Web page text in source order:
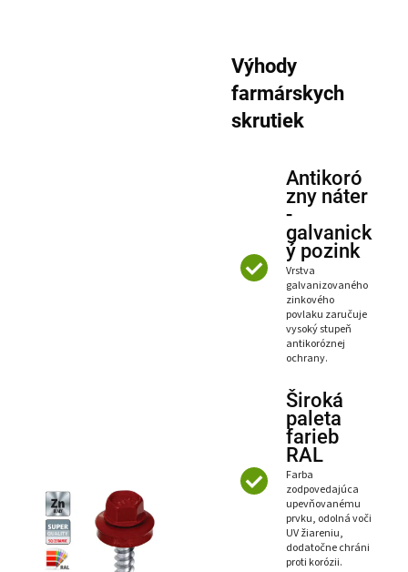
Výhody
farmárskych
skrutiek
Antikoró
zny náter
-
galvanick
ý pozink
Vrstva
galvanizovaného
zinkového
povlaku zaručuje
vysoký stupeň
antikoróznej
ochrany.
Široká
paleta
farieb
RAL
Farba
zodpovedajúca
upevňovanému
prvku, odolná voči
UV žiareniu,
dodatočne chráni
proti korózii.